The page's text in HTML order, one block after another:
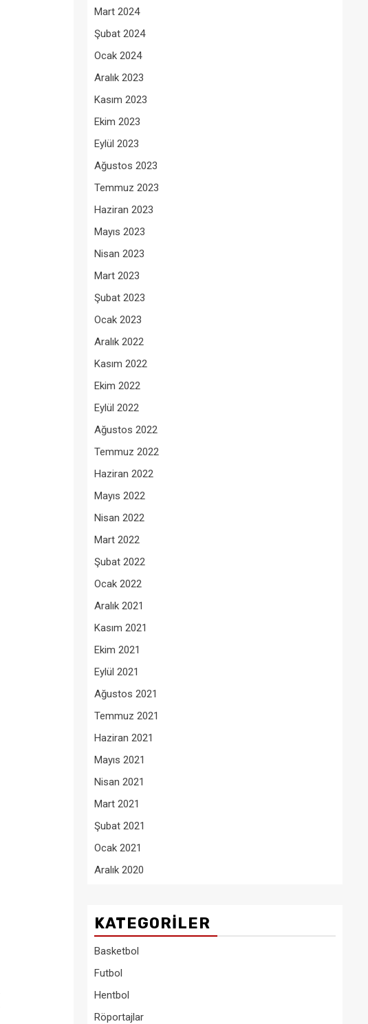
Mart 2024
Şubat 2024
Ocak 2024
Aralık 2023
Kasım 2023
Ekim 2023
Eylül 2023
Ağustos 2023
Temmuz 2023
Haziran 2023
Mayıs 2023
Nisan 2023
Mart 2023
Şubat 2023
Ocak 2023
Aralık 2022
Kasım 2022
Ekim 2022
Eylül 2022
Ağustos 2022
Temmuz 2022
Haziran 2022
Mayıs 2022
Nisan 2022
Mart 2022
Şubat 2022
Ocak 2022
Aralık 2021
Kasım 2021
Ekim 2021
Eylül 2021
Ağustos 2021
Temmuz 2021
Haziran 2021
Mayıs 2021
Nisan 2021
Mart 2021
Şubat 2021
Ocak 2021
Aralık 2020
KATEGORILER
Basketbol
Futbol
Hentbol
Röportajlar